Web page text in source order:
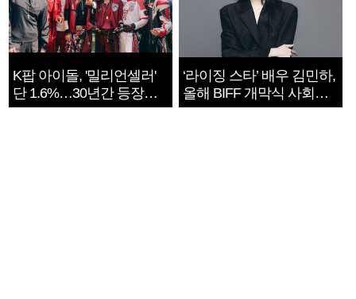
K팝 아이돌, '밀리언셀러'
단 1.6%…30년간 등장
1182개팀 전수조사
‘라이징 스타’ 배우 김민하,
올해 BIFF 개막식 사회자
확정